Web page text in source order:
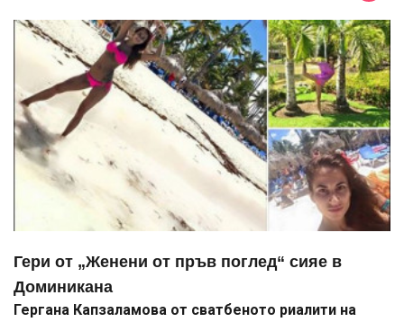
Гери от „Женени от пръв поглед“ сияе в
Доминикана
Гергана Капзаламова от сватбеното риалити на